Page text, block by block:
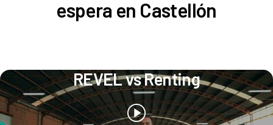
espera en Castellón
REVEL vs Renting